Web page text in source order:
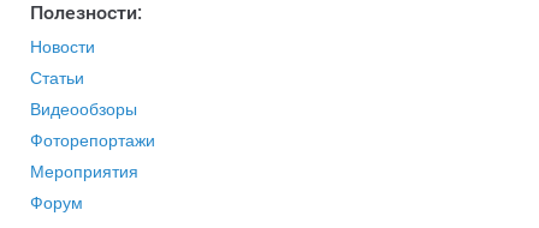
Полезности:
Новости
Статьи
Видеообзоры
Фоторепортажи
Мероприятия
Форум